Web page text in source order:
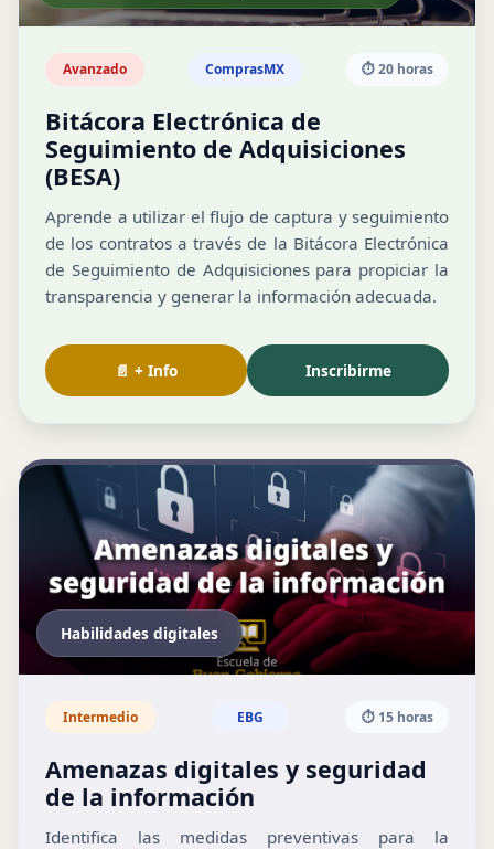
Avanzado ComprasMX ⏱️ 20 horas
Bitácora Electrónica de
Seguimiento de Adquisiciones
(BESA)
Aprende a utilizar el flujo de captura y seguimiento
de los contratos a través de la Bitácora Electrónica
de Seguimiento de Adquisiciones para propiciar la
transparencia y generar la información adecuada.
📄 + Info Inscribirme
Habilidades digitales
Intermedio EBG ⏱️ 15 horas
Amenazas digitales y seguridad
de la información
Identifica las medidas preventivas para la